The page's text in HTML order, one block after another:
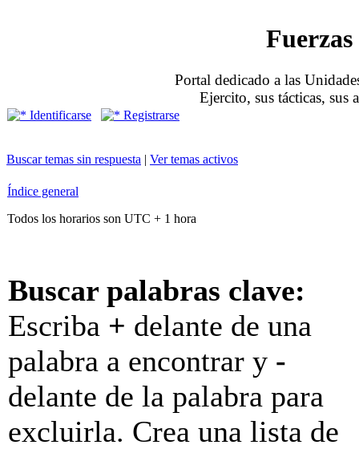
Portal dedicado a las
Ejercito, sus tácticas, sus
Identificarse Registrarse
Buscar temas sin respuesta | Ver temas activos
Índice general
Todos los horarios son UTC + 1 hora
Buscar palabras clave:
Escriba + delante de una
palabra a encontrar y -
delante de la palabra para
excluirla. Crea una lista de